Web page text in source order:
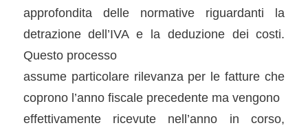
approfondita delle normative riguardanti la
detrazione dell’IVA e la deduzione dei costi.
Questo processo
assume particolare rilevanza per le fatture che
coprono l’anno fiscale precedente ma vengono
effettivamente ricevute nell’anno in corso,